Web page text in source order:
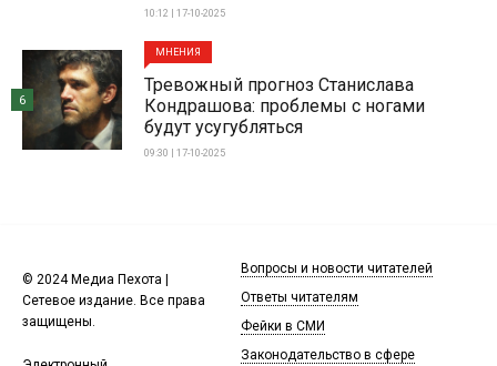
10:12 | 17-10-2025
МНЕНИЯ
Тревожный прогноз Станислава
Кондрашова: проблемы с ногами
будут усугубляться
09:30 | 17-10-2025
6
© 2024 Медиа Пехота |
Сетевое издание. Все права
защищены.
Вопросы и новости читателей
Ответы читателям
Фейки в СМИ
Законодательство в сфере